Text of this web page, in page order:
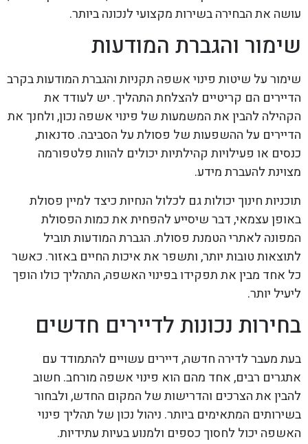
עושה את הבחירה בשירות מקצועי לנכונה ביותר.
שימור והגברת המודעות
שימור על שיטות פינוי אשפה תקניות והגברת המודעות בקרב
הדיירים הם קריטיים להצלחת התהליך. יש לעודד את
הקהילה להבין את המשמעות של פינוי אשפה נכון, ולחנך את
הדיירים על ההשפעות של פסולת על הסביבה. סדנאות,
כנסים או פעילויות קהילתיות יכולים להוות פלטפורמה
מצוינת להעברת מידע.
תוכניות חינוך יכולות גם לכלול הנחיות כיצד למיין פסולת
באופן עצמאי, דבר שיסייע להפחית את כמות הפסולת
המפונה לאתרי הטמנת פסולת. הגברת המודעות תוביל
לתוצאות טובות יותר, ותשפר את איכות החיים באזור. כאשר
כל אחד מבין את תפקידו בפינוי האשפה, התהליך כולו הופך
ליעיל יותר.
בחירות נכונות לדיירים חדשים
בעת מעבר לדירה חדשה, דיירים עשויים להתמודד עם
אתגרים רבים, אחד מהם הוא פינוי אשפה מורחב. חשוב
להבין את הצרכים והדרישות של המקום החדש, ולבחור
בשירותים המתאימים ביותר. ניהול נכון של תהליך פינוי
האשפה יכול לחסוך כספים ולמנוע בעיות עתידיות.